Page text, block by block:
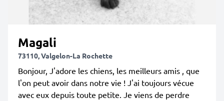
Magali
73110, Valgelon-La Rochette
Bonjour, J'adore les chiens, les meilleurs amis , que
l'on peut avoir dans notre vie ! J'ai toujours vécue
avec eux depuis toute petite. Je viens de perdre